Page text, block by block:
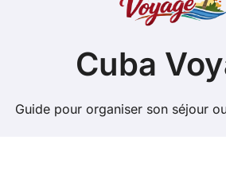
Cuba
Guide pour organiser son séjour